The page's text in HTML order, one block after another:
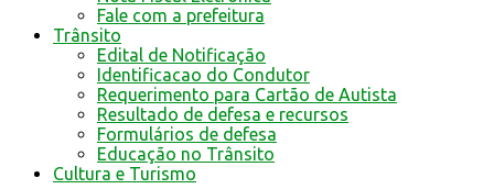
Fale com a prefeitura
Trânsito
Edital de Notificação
Identificacao do Condutor
Requerimento para Cartão de Autista
Resultado de defesa e recursos
Formulários de defesa
Educação no Trânsito
Cultura e Turismo